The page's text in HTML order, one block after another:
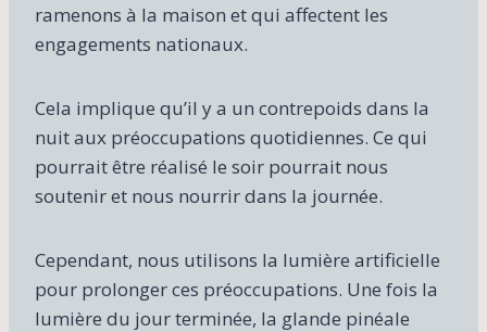
ramenons à la maison et qui affectent les
engagements nationaux.
Cela implique qu’il y a un contrepoids dans la
nuit aux préoccupations quotidiennes. Ce qui
pourrait être réalisé le soir pourrait nous
soutenir et nous nourrir dans la journée.
Cependant, nous utilisons la lumière artificielle
pour prolonger ces préoccupations. Une fois la
lumière du jour terminée, la glande pinéale